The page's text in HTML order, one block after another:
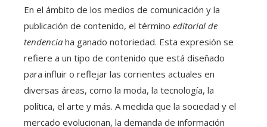
En el ámbito de los medios de comunicación y la
publicación de contenido, el término editorial de
tendencia ha ganado notoriedad. Esta expresión se
refiere a un tipo de contenido que está diseñado
para influir o reflejar las corrientes actuales en
diversas áreas, como la moda, la tecnología, la
política, el arte y más. A medida que la sociedad y el
mercado evolucionan, la demanda de información